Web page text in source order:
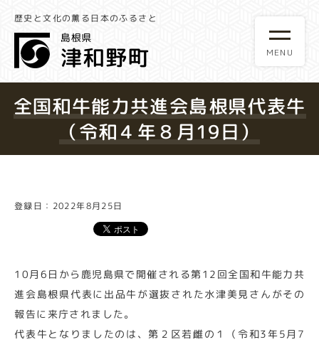
歴史と文化の薫る日本のふるさと
全国和牛能力共進会島根県代表牛
（令和４年８月19日）
登録日：2022年8月25日
10月6日から鹿児島県で開催される第12回全国和牛能力共
進会島根県代表に出品牛が選抜された水津美見さんがその
報告に来庁されました。
代表牛となりましたのは、第２区若雌の１（令和3年5月7